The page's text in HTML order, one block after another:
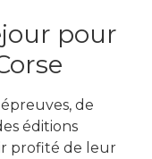
pour
de
éditions
profité de leur